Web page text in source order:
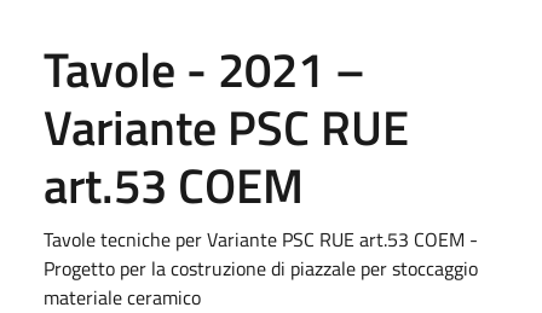
Tavole - 2021 –
Variante PSC RUE
art.53 COEM
Tavole tecniche per Variante PSC RUE art.53 COEM -
Progetto per la costruzione di piazzale per stoccaggio
materiale ceramico